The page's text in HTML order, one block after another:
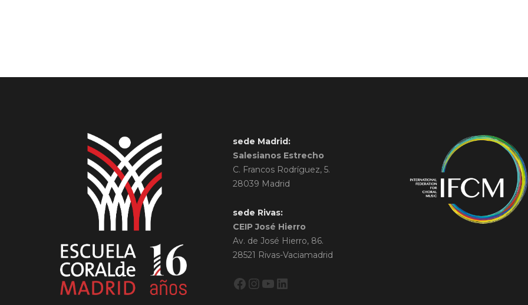
sede Madrid:
Salesianos Estrecho
C. Francos Rodríguez, 5.
28039 Madrid
sede Rivas:
CEIP José Hierro
Av. de José Hierro, 86.
28521 Rivas-Vaciamadrid
Facebook
Instagram
YouTube
LinkedIn